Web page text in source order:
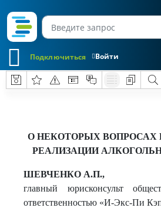
Войти
Подключиться
О НЕКОТОРЫХ ВОПРОСАХ
РЕАЛИЗАЦИИ
ШЕВЧЕНКО А.П.,
главный юрисконсульт
ответственностью «И-Экс-Пи